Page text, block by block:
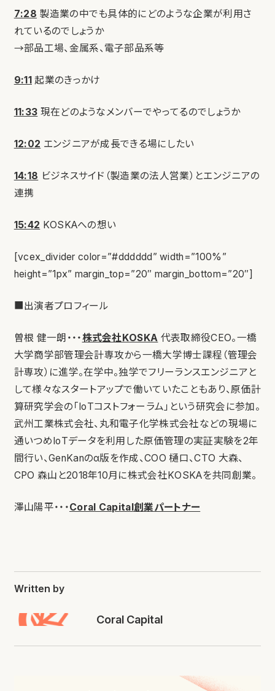
7:28 製造業の中でも具体的にどのような企業が利用さ
れているのでしょうか
→部品工場、金属系、電子部品系等
9:11起業のきっかけ
11:33 現在どのようなメンバーでやってるのでしょうか
12:02 エンジニアが成長できる場にしたい
14:18 ビジネスサイド（製造業の法人営業）とエンジニアの
連携
15:42 KOSKAへの想い
[vcex_divider color=”#dddddd” width=”100%”
height=”1px” margin_top=”20″ margin_bottom=”20″]
■出演者プロフィール
曽根 健一朗・・・株式会社KOSKA 代表取締役CEO。一橋
大学商学部管理会計専攻から一橋大学博士課程（管理会
計専攻）に進学。在学中。独学でフリーランスエンジニアと
して様々なスタートアップで働いていたこともあり、原価計
算研究学会の「IoTコストフォーラム」という研究会に参加。
武州工業株式会社、丸和電子化学株式会社などの現場に
通いつめIoTデータを利用した原価管理の実証実験を2年
間行い、GenKanのα版を作成、COO 樋口、CTO 大森、
CPO 森山と2018年10月に株式会社KOSKAを共同創業。
澤山陽平・・・Coral Capital創業パートナー
Written by
Coral Capital